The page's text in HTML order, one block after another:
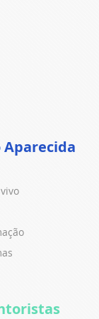
Aparecida